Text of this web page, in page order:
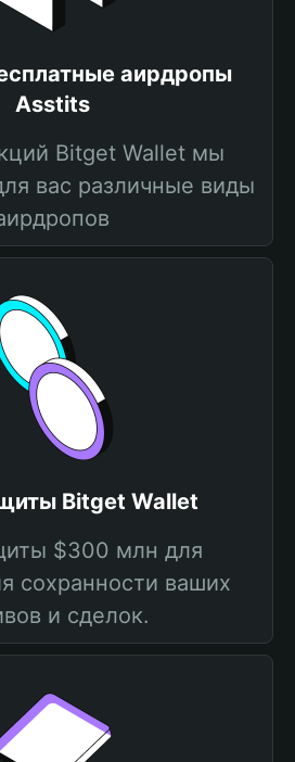
аирдропы
Asstits
Bitget Wallet мы
вас различные виды
Bitget Wallet
$300 млн для
сохранности ваших
и сделок.